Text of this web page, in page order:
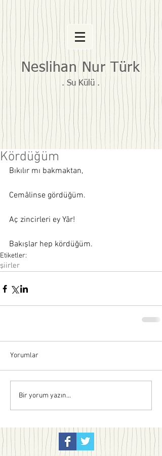
Neslihan Nur Türk
. Su Külü .
Kördüğüm
Bıkılır mı bakmaktan,
Cemâlinse gördüğüm.
Aç zincirleri ey Yâr!
Bakışlar hep kördüğüm.
Etiketler:
şiirler
Yorumlar
Bir yorum yazın...